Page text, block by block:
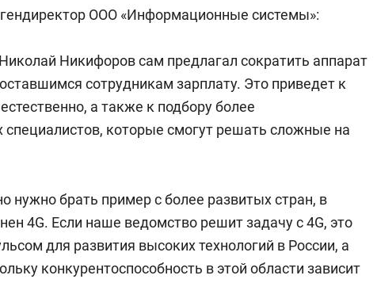
ООО «Информационные системы»:
Никифоров сам предлагал сократить аппарат
сотрудникам зарплату. Это приведет к
а также к подбору более
которые смогут решать сложные на
нужно брать пример с более развитых стран, в
4G. Если наше ведомство решит задачу с 4G, это
для развития высоких технологий в России, а
конкурентоспособность в этой области зависит